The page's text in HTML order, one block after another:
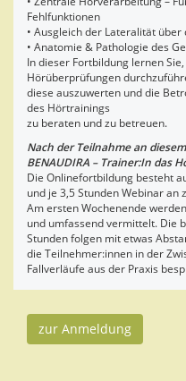
Fehlfunktionen
• Ausgleich der Lateralität über
• Anatomie & Pathologie des
In dieser Fortbildung lernen
Hörüberprüfungen
diese auszuwerten und die
des Hörtrainings
zu beraten und zu betreuen.
Nach der Teilnahme an
BENAUDIRA – Trainer:In das
Die Onlinefortbildung besteht
und je 3,5 Stunden Webinar an
Am ersten Wochenende
und umfassend vermittelt. Die
Stunden folgen mit etwas
die Teilnehmer:innen in der
Fallverläufe aus der Praxis
zur Anmeldung